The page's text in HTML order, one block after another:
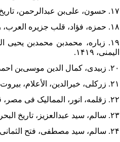
۱۷. حسون، علی‌بن عبدالرحمن، تاریخ الدوله العثمانیه و علاقاتها الخارجیه، بیروت، المکتب الإسلامی، ۱۴۱۵.
۱۸. حمزه، فؤاد، قلب جزیره العرب، ریاض، مکتبه النصر الحدیثه، ۱۹۹۳.
۱۹. زباره، محمدبن محمدبن یحیی
الیمنی، ۱۴۱۹.
۲۰. زبیدی، کمال الدین موسی‌بن احمد الذوالی، تاریخ مدینه زبید، تحقیق عبدالله حبشی، صنعاء، مکتبه الإرشاد، ۲۰۰۶.
۲۱. زرکلی، خیرالدین، الأعلام، بیروت، دار العلم للملایین، ۱۹۸۹.
۲۲. زقلمه، انور، الممالیک فی مصر، قاهره، مکتبه مدبولی، ۱۴۱۵.
۲۳. سالم، سید عبدالعزیز، تاریخ البحریه الاسلامیه فی مصر و الشام، بیروت، موسسه شباب الجامعه، ۱۹۹۳.
۲۴. سالم، سید مصطفی، فتح الثمانی الاول للیمن، قاهره، معهد البحوث والدراسات العریبه، ۱۹۷۸.